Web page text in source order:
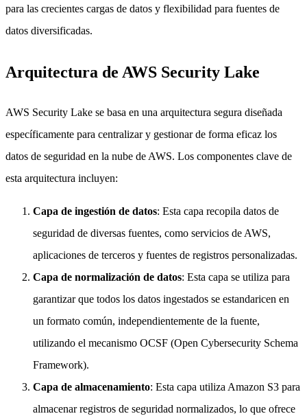
para las crecientes cargas de datos y flexibilidad para fuentes de
datos diversificadas.
Arquitectura de AWS Security Lake
AWS Security Lake se basa en una arquitectura segura diseñada
específicamente para centralizar y gestionar de forma eficaz los
datos de seguridad en la nube de AWS. Los componentes clave de
esta arquitectura incluyen:
Capa de ingestión de datos: Esta capa recopila datos de
seguridad de diversas fuentes, como servicios de AWS,
aplicaciones de terceros y fuentes de registros personalizadas.
Capa de normalización de datos: Esta capa se utiliza para
garantizar que todos los datos ingestados se estandaricen en
un formato común, independientemente de la fuente,
utilizando el mecanismo OCSF (Open Cybersecurity Schema
Framework).
Capa de almacenamiento: Esta capa utiliza Amazon S3 para
almacenar registros de seguridad normalizados, lo que ofrece